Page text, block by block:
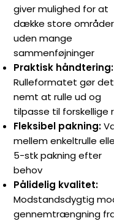
giver mulighed for at
dække store områder
uden mange
sammenføjninger
Praktisk håndtering:
Rulleformatet gør det
nemt at rulle ud og
tilpasse til forskellige
Fleksibel pakning:
mellem enkeltrulle
5-stk pakning efter
behov
Pålidelig kvalitet:
Modstandsdygtig
gennemtrængning